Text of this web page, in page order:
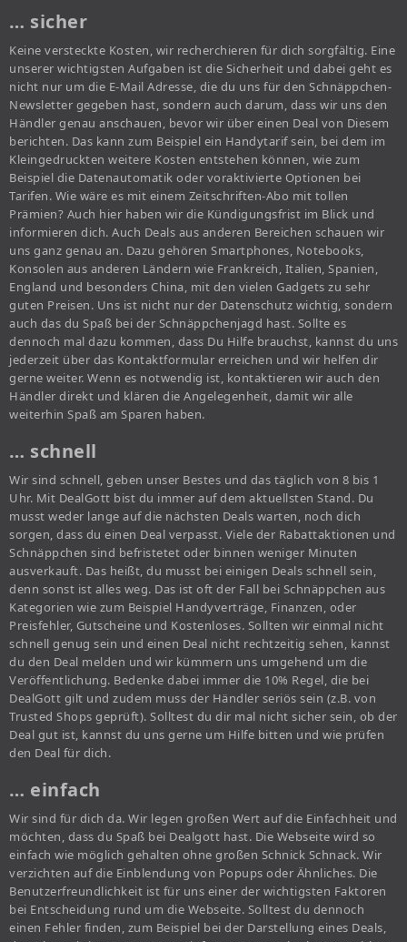
… sicher
Keine versteckte Kosten, wir recherchieren für dich sorgfältig. Eine
unserer wichtigsten Aufgaben ist die Sicherheit und dabei geht es
nicht nur um die E-Mail Adresse, die du uns für den Schnäppchen-
Newsletter gegeben hast, sondern auch darum, dass wir uns den
Händler genau anschauen, bevor wir über einen Deal von Diesem
berichten. Das kann zum Beispiel ein Handytarif sein, bei dem im
Kleingedruckten weitere Kosten entstehen können, wie zum
Beispiel die Datenautomatik oder voraktivierte Optionen bei
Tarifen. Wie wäre es mit einem Zeitschriften-Abo mit tollen
Prämien? Auch hier haben wir die Kündigungsfrist im Blick und
informieren dich. Auch Deals aus anderen Bereichen schauen wir
uns ganz genau an. Dazu gehören Smartphones, Notebooks,
Konsolen aus anderen Ländern wie Frankreich, Italien, Spanien,
England und besonders China, mit den vielen Gadgets zu sehr
guten Preisen. Uns ist nicht nur der Datenschutz wichtig, sondern
auch das du Spaß bei der Schnäppchenjagd hast. Sollte es
dennoch mal dazu kommen, dass Du Hilfe brauchst, kannst du uns
jederzeit über das Kontaktformular erreichen und wir helfen dir
gerne weiter. Wenn es notwendig ist, kontaktieren wir auch den
Händler direkt und klären die Angelegenheit, damit wir alle
weiterhin Spaß am Sparen haben.
… schnell
Wir sind schnell, geben unser Bestes und das täglich von 8 bis 1
Uhr. Mit DealGott bist du immer auf dem aktuellsten Stand. Du
musst weder lange auf die nächsten Deals warten, noch dich
sorgen, dass du einen Deal verpasst. Viele der Rabattaktionen und
Schnäppchen sind befristetet oder binnen weniger Minuten
ausverkauft. Das heißt, du musst bei einigen Deals schnell sein,
denn sonst ist alles weg. Das ist oft der Fall bei Schnäppchen aus
Kategorien wie zum Beispiel Handyverträge, Finanzen, oder
Preisfehler, Gutscheine und Kostenloses. Sollten wir einmal nicht
schnell genug sein und einen Deal nicht rechtzeitig sehen, kannst
du den Deal melden und wir kümmern uns umgehend um die
Veröffentlichung. Bedenke dabei immer die 10% Regel, die bei
DealGott gilt und zudem muss der Händler seriös sein (z.B. von
Trusted Shops geprüft). Solltest du dir mal nicht sicher sein, ob der
Deal gut ist, kannst du uns gerne um Hilfe bitten und wie prüfen
den Deal für dich.
… einfach
Wir sind für dich da. Wir legen großen Wert auf die Einfachheit und
möchten, dass du Spaß bei Dealgott hast. Die Webseite wird so
einfach wie möglich gehalten ohne großen Schnick Schnack. Wir
verzichten auf die Einblendung von Popups oder Ähnliches. Die
Benutzerfreundlichkeit ist für uns einer der wichtigsten Faktoren
bei Entscheidung rund um die Webseite. Solltest du dennoch
einen Fehler finden, zum Beispiel bei der Darstellung eines Deals,